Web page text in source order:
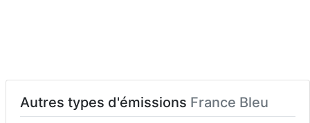
Autres types d'émissions France Bleu